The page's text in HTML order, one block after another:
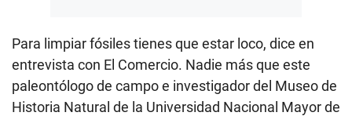
Para limpiar fósiles tienes que estar loco, dice en
entrevista con El Comercio. Nadie más que este
paleontólogo de campo e investigador del Museo de
Historia Natural de la Universidad Nacional Mayor de